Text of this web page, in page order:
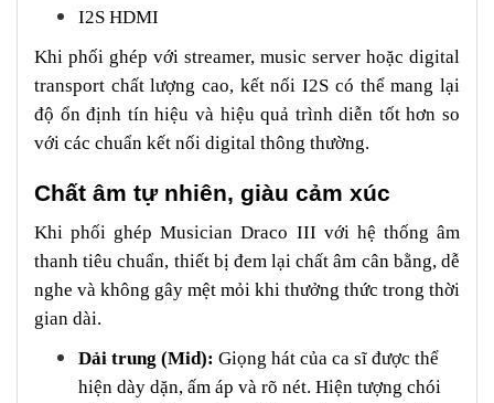
I2S HDMI
Khi phối ghép với streamer, music server hoặc digital
transport chất lượng cao, kết nối I2S có thể mang lại
độ ổn định tín hiệu và hiệu quả trình diễn tốt hơn so
với các chuẩn kết nối digital thông thường.
Chất âm tự nhiên, giàu cảm xúc
Khi phối ghép Musician Draco III với hệ thống âm
thanh tiêu chuẩn, thiết bị đem lại chất âm cân bằng, dễ
nghe và không gây mệt mỏi khi thưởng thức trong thời
gian dài.
Dải trung (Mid): Giọng hát của ca sĩ được thể
hiện dày dặn, ấm áp và rõ nét. Hiện tượng chói